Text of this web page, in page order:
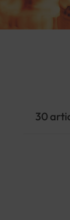
30